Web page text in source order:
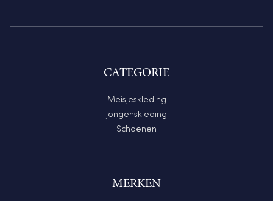
CATEGORIE
Meisjeskleding
Jongenskleding
Schoenen
MERKEN